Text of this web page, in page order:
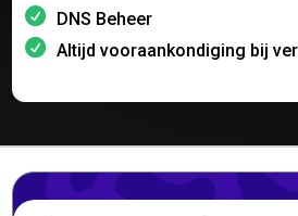
DNS Beheer
Altijd vooraankondiging bij